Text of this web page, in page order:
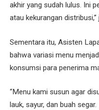
akhir yang sudah lulus. Ini
atau kekurangan distribusi,”
Sementara itu, Asisten
bahwa variasi menu
konsumsi para penerima
“Menu kami susun agar
lauk, sayur, dan buah